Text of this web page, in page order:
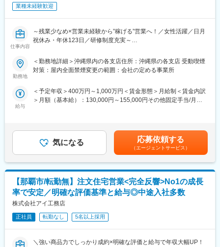
いきなりやってきた方に大切な土地を任せられないため、まずは
関係性構築からがスタートです。
とが大切なお仕事です。
の提案をする仕事です。
街中にあるアパートやマンションはその土地およびマンションを
【土地を活用している】ということです。
■業務の特徴：
が必要となります
・知識も大事ですが「人として」がとても大事な仕事です
契約金額は数億円になるため、大きなインセンティブが支給され
ることが高年収の理由です。
時短勤務でも評価基準は同様のため、６時間勤務でも年収1,000万
円が目指せます。
■時短勤務×営業でも活躍できる理由：
土地活用営業は「長時間労働」「飛び込み中心」という印象を持
たれがちですが、当社では計画性を重視した営業活動を行ってい
ます。勤務時間に制約があることを前提に役割設計を行い、成果
基準も明確です。時短勤務でも重要な提案を任され、正当に評価
■入社後のミッション：
業種未経験歓迎
仕事内容
～残業少なめ×営業未経験から”稼げる”営業へ！／女性活躍／日月
祝休み・年休123日／研修制度充実～
＼＼ここが魅力／／
◎業界トップレベルのインセンティブ制度で高年収社員多数！
されることが高年収の理由です。実績連動型の評価制度でスピー
ド出世も目指せます。
実際に現事業所長の2人に1人が営業職「以外」からの転職者で
す。
◎ワークライフバランスを実現可能
効率的な営業活動を追求し、平均残業は月15h程度。日月祝休
み・年休123日・転勤無しと働きやすい環境です。
『くるみん』認定もされており、女性も安心して長期就業が可能
です。
■仕事内容：
土地オーナーが所有する資産に対し、最適な土地活用の事業を提
賃貸マンション・アパートを建てることによる節税・収入・資産
勤務地
＜勤務地詳細＞沖縄県内の各支店住所：沖縄県の各支店 受動喫煙
対策：屋内全面禁煙変更の範囲：会社の定める事業所
給与
＜予定年収＞400万円～1,000万円＜賃金形態＞月給制＜賃金内訳
＞月額（基本給）：130,000円～155,000円その他固定手当/月：
業手当＞有＜給与補足＞年収650万円（月給31万円＋成果給＋賞
与）／入社1年目 メンバー年収841万円（月給42万円＋成果給＋
賞与）／入社2年目 メンバー年収1,156万円（月給56万円＋成果給
＋賞与）／入社5年目 メンバー賃金はあくまでも目安の金額であ
り、選考を通じて上下する可能性があります。月給(月額)は固定手
当を含めた表記です。
気になる 応募依頼する
（エージェントサービス）
【那覇市/転勤無】注文住宅営業<完全反響>No1の成長
率で安定／明確な評価基準と給与◎中途入社多数
株式会社アイ工務店
正社員 転勤なし 5名以上採用
＼強い商品力でしっかり成約×明確な評価と給与で年収大幅UP！